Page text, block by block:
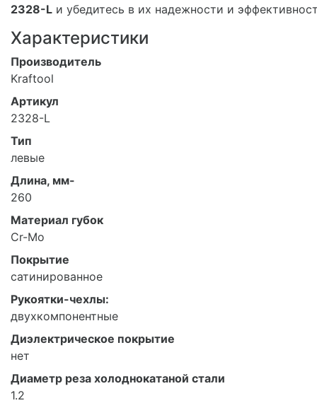
2328-L и убедитесь в их надежности и
Характеристики
Производитель
Kraftool
Артикул
2328-L
Тип
левые
Длина, мм-
260
Материал губок
Cr-Mo
Покрытие
сатинированное
Рукоятки-чехлы:
двухкомпонентные
Диэлектрическое покрытие
нет
Диаметр реза холоднокатаной стали
1.2